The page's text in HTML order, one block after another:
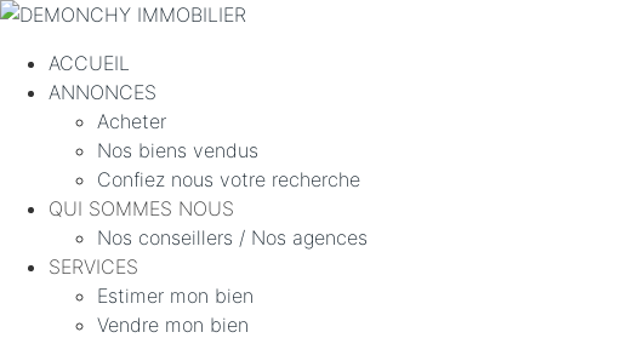
ACCUEIL
ANNONCES
Acheter
Nos biens vendus
Confiez nous votre recherche
QUI SOMMES NOUS
Nos conseillers / Nos agences
SERVICES
Estimer mon bien
Vendre mon bien